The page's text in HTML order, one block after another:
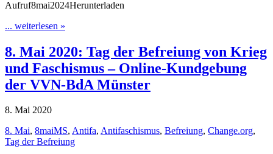
Aufruf8mai2024Herunterladen
... weiterlesen »
8. Mai 2020: Tag der Befreiung von Krieg
und Faschismus – Online-Kundgebung
der VVN-BdA Münster
8. Mai 2020
8. Mai, 8maiMS, Antifa, Antifaschismus, Befreiung, Change.org,
Tag der Befreiung